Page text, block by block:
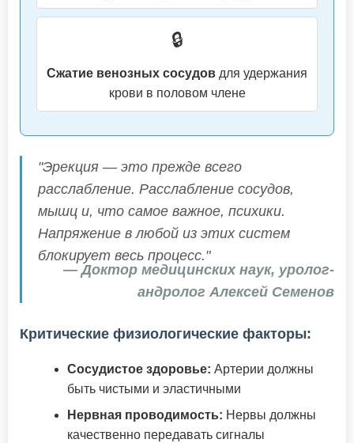
🔒
Сжатие венозных сосудов для удержания
крови в половом члене
"Эрекция — это прежде всего
расслабление. Расслабление сосудов,
мышц и, что самое важное, психики.
Напряжение в любой из этих систем
блокирует весь процесс."
— Доктор медицинских наук, уролог-
андролог Алексей Семенов
Критические физиологические факторы:
Сосудистое здоровье: Артерии должны
быть чистыми и эластичными
Нервная проводимость: Нервы должны
качественно передавать сигналы